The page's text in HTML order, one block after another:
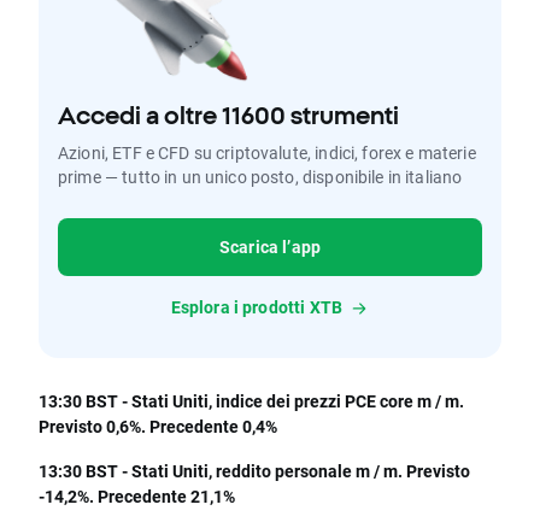
Accedi a oltre 11600 strumenti
Azioni, ETF e CFD su criptovalute, indici, forex e materie
prime — tutto in un unico posto, disponibile in italiano
Scarica l’app
Esplora i prodotti XTB
13:30 BST - Stati Uniti, indice dei prezzi PCE core m / m.
Previsto 0,6%. Precedente 0,4%
13:30 BST - Stati Uniti, reddito personale m / m. Previsto
-14,2%. Precedente 21,1%